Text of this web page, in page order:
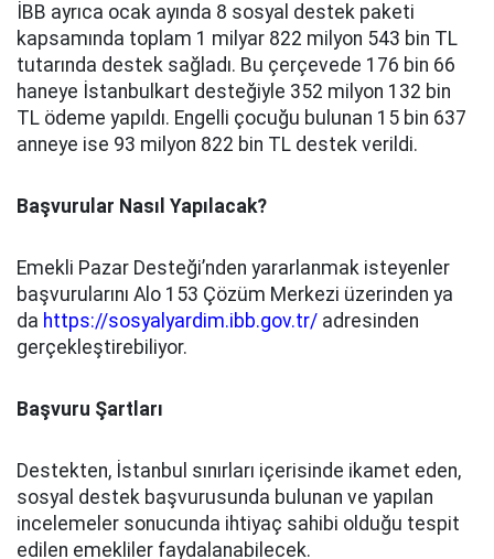
İBB ayrıca ocak ayında 8 sosyal destek paketi
kapsamında toplam 1 milyar 822 milyon 543 bin TL
tutarında destek sağladı. Bu çerçevede 176 bin 66
haneye İstanbulkart desteğiyle 352 milyon 132 bin
TL ödeme yapıldı. Engelli çocuğu bulunan 15 bin 637
anneye ise 93 milyon 822 bin TL destek verildi.
Başvurular Nasıl Yapılacak?
Emekli Pazar Desteği’nden yararlanmak isteyenler
başvurularını Alo 153 Çözüm Merkezi üzerinden ya
da https://sosyalyardim.ibb.gov.tr/ adresinden
gerçekleştirebiliyor.
Başvuru Şartları
Destekten, İstanbul sınırları içerisinde ikamet eden,
sosyal destek başvurusunda bulunan ve yapılan
incelemeler sonucunda ihtiyaç sahibi olduğu tespit
edilen emekliler faydalanabilecek.